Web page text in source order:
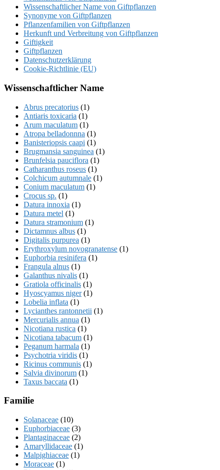
Wissenschaftlicher Name von Giftpflanzen
Synonyme von Giftpflanzen
Pflanzenfamilien von Giftpflanzen
Herkunft und Verbreitung von Giftpflanzen
Giftigkeit
Giftpflanzen
Datenschutzerklärung
Cookie-Richtlinie (EU)
Wissenschaftlicher Name
Abrus precatorius (1)
Antiaris toxicaria (1)
Arum maculatum (1)
Atropa belladonnna (1)
Banisteriopsis caapi (1)
Brugmansia sanguinea (1)
Brunfelsia pauciflora (1)
Catharanthus roseus (1)
Colchicum autumnale (1)
Conium maculatum (1)
Crocus sp. (1)
Datura innoxia (1)
Datura metel (1)
Datura stramonium (1)
Dictamnus albus (1)
Digitalis purpurea (1)
Erythroxylum novogranatense (1)
Euphorbia resinifera (1)
Frangula alnus (1)
Galanthus nivalis (1)
Gratiola officinalis (1)
Hyoscyamus niger(1)
Lobelia inflata (1)
Lycianthes rantonnetii (1)
Mercurialis annua (1)
Nicotiana rustica (1)
Nicotiana tabacum (1)
Peganum harmala (1)
Psychotria viridis (1)
Ricinus communis (1)
Salvia divinorum (1)
Taxus baccata (1)
Familie
Solanaceae (10)
Euphorbiaceae (3)
Plantaginaceae (2)
Amaryllidaceae (1)
Malpighiaceae (1)
Moraceae (1)